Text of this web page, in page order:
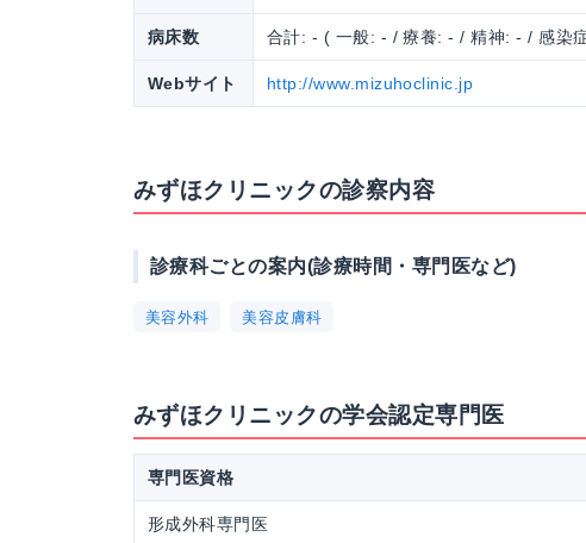
病床数 合計: - ( 一般: - / 療養: - / 精神: - / 感染
Webサイト http://www.mizuhoclinic.jp
みずほクリニックの診察内容
診療科ごとの案内(診療時間・専門医など)
美容外科 美容皮膚科
みずほクリニックの学会認定専門医
専門医資格
形成外科専門医